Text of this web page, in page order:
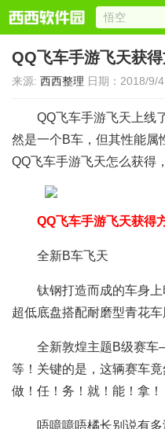
QQ飞车手游飞天获
来源: 西西整理 日期：2018/9/
QQ飞车手游飞天上线
然是一个B车，但其性能属
QQ飞车手游飞天怎么获得
QQ飞车手游飞天获得
全新B车飞天
钛钢打造而成的车身
超低底盘搭配耐磨型青花车
全新敦煌主题B级赛
等！关键的是，这辆赛车
做！任！务！就！能！拿！
唔噫噫唔橘长别说有多